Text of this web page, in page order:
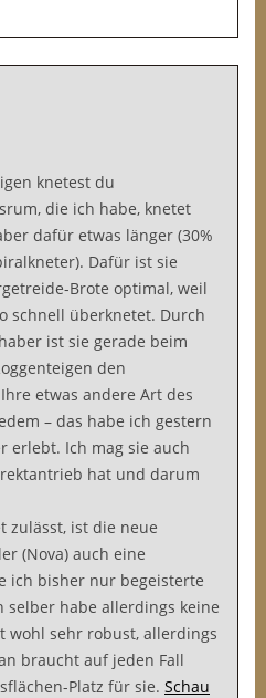
knetest du
die ich habe, knetet
dafür etwas länger (30%
Dafür ist sie
Brote optimal, weil
schnell überknetet. Durch
ist sie gerade beim
den
etwas andere Art des
– das habe ich gestern
erlebt. Ich mag sie auch
hat und darum
zulässt, ist die neue
(Nova) auch eine
ich bisher nur begeisterte
selber habe allerdings keine
wohl sehr robust, allerdings
braucht auf jeden Fall
Platz für sie. Schau